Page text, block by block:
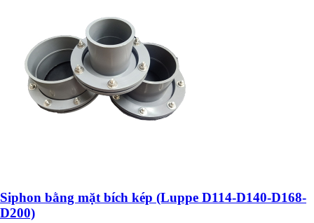
Siphon bằng mặt bích kép (Luppe D114-D140-D168-
D200)